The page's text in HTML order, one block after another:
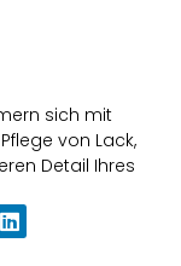
sich mit
von Lack,
Detail Ihres